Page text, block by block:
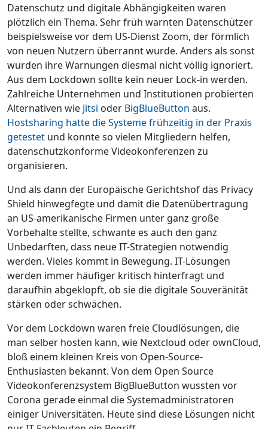
Datenschutz und digitale Abhängigkeiten waren
plötzlich ein Thema. Sehr früh warnten Datenschützer
beispielsweise vor dem US-Dienst Zoom, der förmlich
von neuen Nutzern überrannt wurde. Anders als sonst
wurden ihre Warnungen diesmal nicht völlig ignoriert.
Aus dem Lockdown sollte kein neuer Lock-in werden.
Zahlreiche Unternehmen und Institutionen probierten
Alternativen wie Jitsi oder BigBlueButton aus.
Hostsharing hatte die Systeme frühzeitig in der Praxis
getestet und konnte so vielen Mitgliedern helfen,
datenschutzkonforme Videokonferenzen zu
organisieren.
Und als dann der Europäische Gerichtshof das Privacy
Shield hinwegfegte und damit die Datenübertragung
an US-amerikanische Firmen unter ganz große
Vorbehalte stellte, schwante es auch den ganz
Unbedarften, dass neue IT-Strategien notwendig
werden. Vieles kommt in Bewegung. IT-Lösungen
werden immer häufiger kritisch hinterfragt und
daraufhin abgeklopft, ob sie die digitale Souveränität
stärken oder schwächen.
Vor dem Lockdown waren freie Cloudlösungen, die
man selber hosten kann, wie Nextcloud oder ownCloud,
bloß einem kleinen Kreis von Open-Source-
Enthusiasten bekannt. Von dem Open Source
Videokonferenzsystem BigBlueButton wussten vor
Corona gerade einmal die Systemadministratoren
einiger Universitäten. Heute sind diese Lösungen nicht